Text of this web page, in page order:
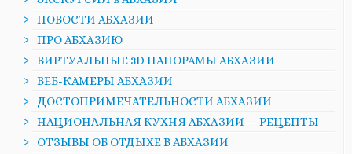
НОВОСТИ АБХАЗИИ
ПРО АБХАЗИЮ
ВИРТУАЛЬНЫЕ 3D ПАНОРАМЫ АБХАЗИИ
ВЕБ-КАМЕРЫ АБХАЗИИ
ДОСТОПРИМЕЧАТЕЛЬНОСТИ АБХАЗИИ
НАЦИОНАЛЬНАЯ КУХНЯ АБХАЗИИ — РЕЦЕПТЫ
ОТЗЫВЫ ОБ ОТДЫХЕ В АБХАЗИИ